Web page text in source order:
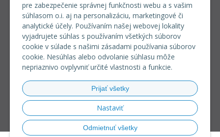
pre zabezpečenie správnej funkčnosti webu a s vašim
súhlasom o.i. aj na personalizáciu, marketingové či
analytické účely. Používaním našej webovej lokality
vyjadrujete súhlas s používaním všetkých súborov
cookie v súlade s našimi zásadami používania súborov
cookie. Nesúhlas alebo odvolanie súhlasu môže
nepriaznivo ovplyvniť určité vlastnosti a funkcie.
Prijať všetky
Nastaviť
Odmietnuť všetky
VŠETKO O NÁKUPE
REGISTRÁCIA VEĽKOOBCHOD
Formulár na odsúpenie od zmluvy
Doprava a platba
Všeobecné obchodné podmienky
Reklamačný poriadok
Používanie súborov cookies
Riešenie sporov online (RSO)